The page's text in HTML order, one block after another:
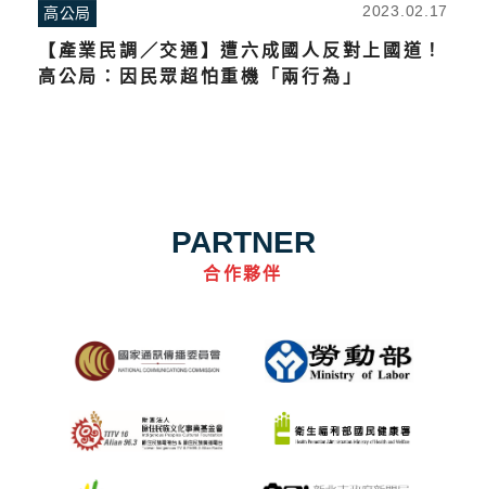
高公局 2023.02.17
【產業民調／交通】遭六成國人反對上國道！
高公局：因民眾超怕重機「兩行為」
PARTNER
合作夥伴